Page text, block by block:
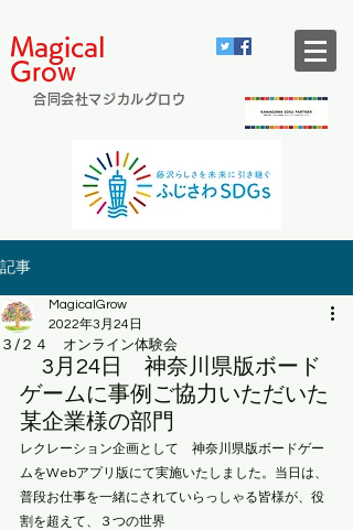
Magical
Grow
合同会社マジカルグロウ
記事
３/２４ オンライン体験会
MagicalGrow
2022年3月24日
3月24日　神奈川県版ボード
ゲームに事例ご協力いただいた
某企業様の部門
レクレーション企画として　神奈川県版ボードゲー
ムをWebアプリ版にて実施いたしました。当日は、
普段お仕事を一緒にされていらっしゃる皆様が、役
割を超えて、３つの世界